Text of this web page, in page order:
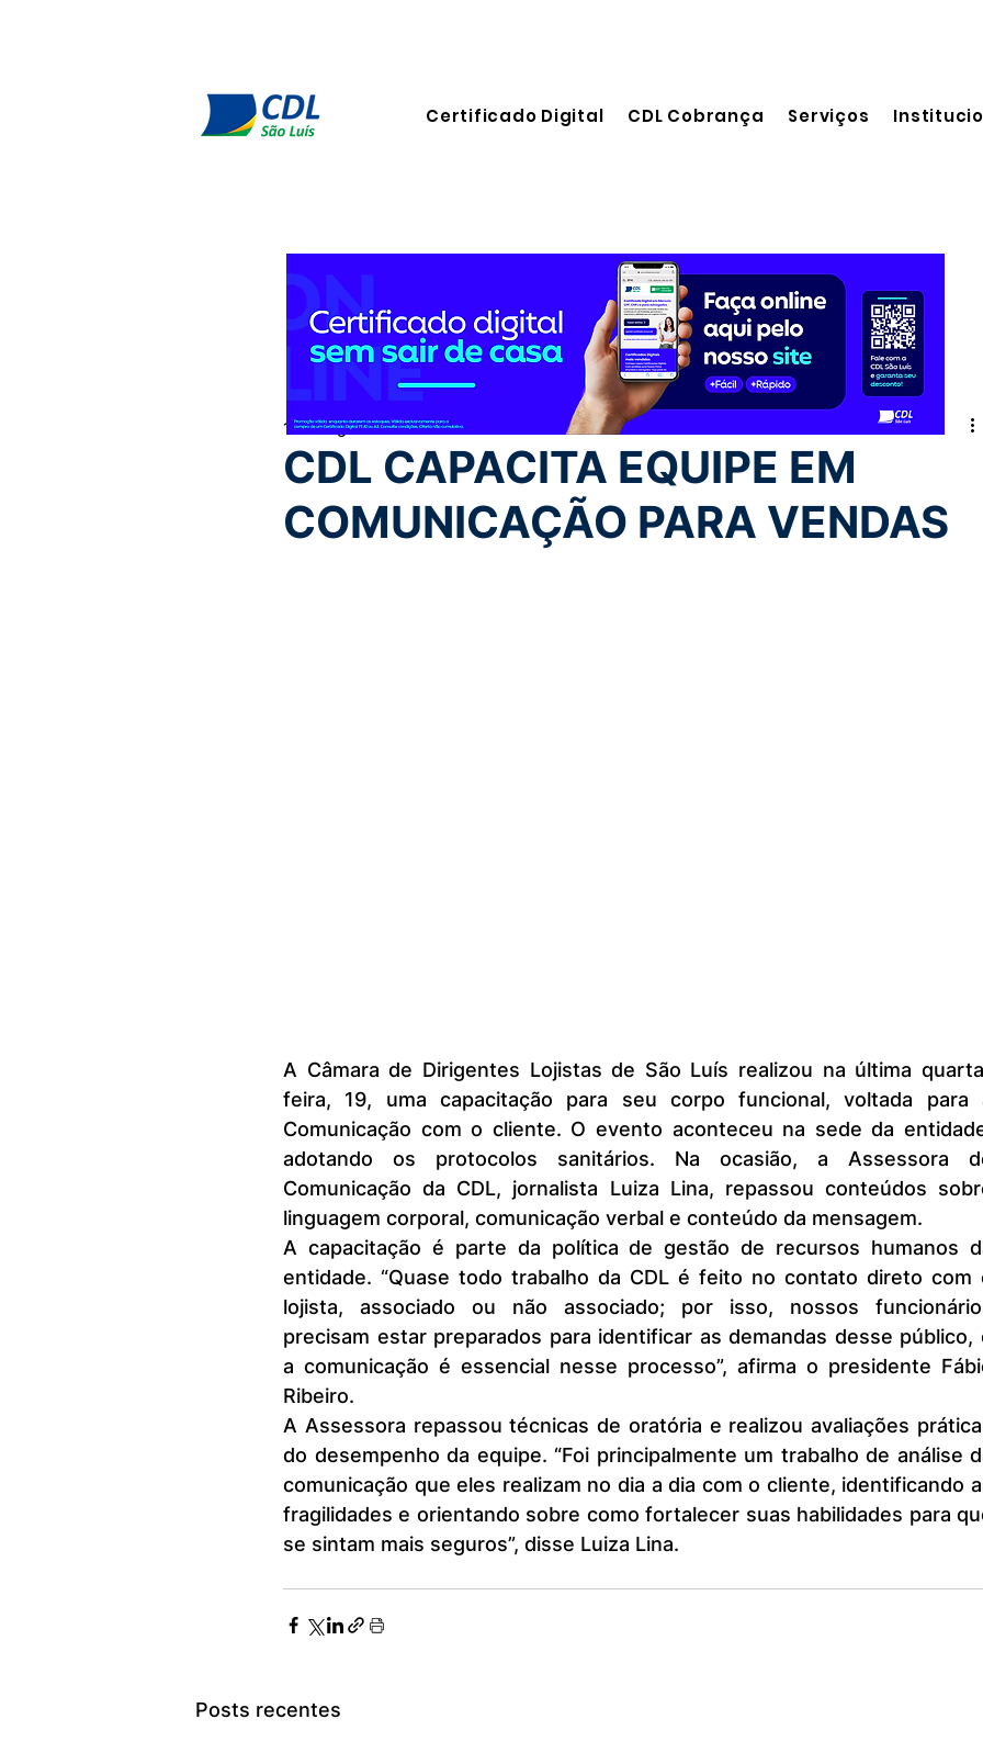
Certificado Digital CDL Cobrança Serviços
CDL CAPACITA EQUIPE EM
COMUNICAÇÃO PARA VENDAS
15 de ago. de 2022 1 min de leitura
A Câmara de Dirigentes Lojistas de São Luís realizou na última
feira, 19, uma capacitação para seu corpo funcional, voltada para
Comunicação com o cliente. O evento aconteceu na sede da
adotando os protocolos sanitários. Na ocasião, a Assessora
Comunicação da CDL, jornalista Luiza Lina, repassou conteúdos
linguagem corporal, comunicação verbal e conteúdo da mensagem.
A capacitação é parte da política de gestão de recursos humanos
entidade. “Quase todo trabalho da CDL é feito no contato direto com
lojista, associado ou não associado; por isso, nossos
precisam estar preparados para identificar as demandas desse público,
a comunicação é essencial nesse processo”, afirma o presidente
Ribeiro.
A Assessora repassou técnicas de oratória e realizou avaliações
do desempenho da equipe. “Foi principalmente um trabalho de análise
comunicação que eles realizam no dia a dia com o cliente, identificando
fragilidades e orientando sobre como fortalecer suas habilidades para
se sintam mais seguros”, disse Luiza Lina.
Posts recentes